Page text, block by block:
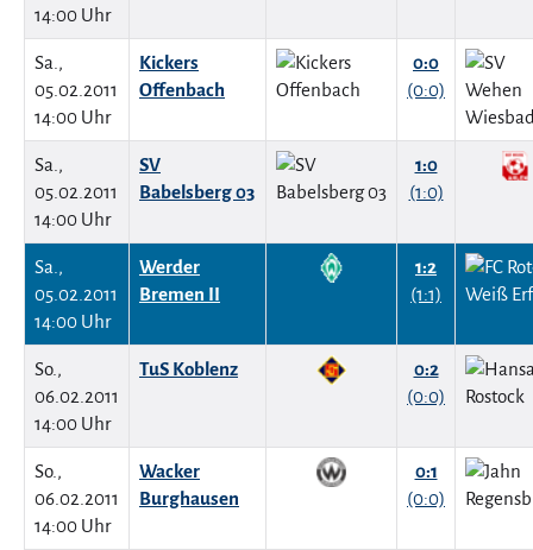
14:00 Uhr
Sa.,
05.02.2011
14:00 Uhr
Kickers
Offenbach
0:0
(0:0)
Sa.,
05.02.2011
14:00 Uhr
SV
Babelsberg 03
1:0
(1:0)
Sa.,
05.02.2011
14:00 Uhr
Werder
Bremen II
1:2
(1:1)
So.,
06.02.2011
14:00 Uhr
TuS Koblenz
0:2
(0:0)
So.,
06.02.2011
14:00 Uhr
Wacker
Burghausen
0:1
(0:0)